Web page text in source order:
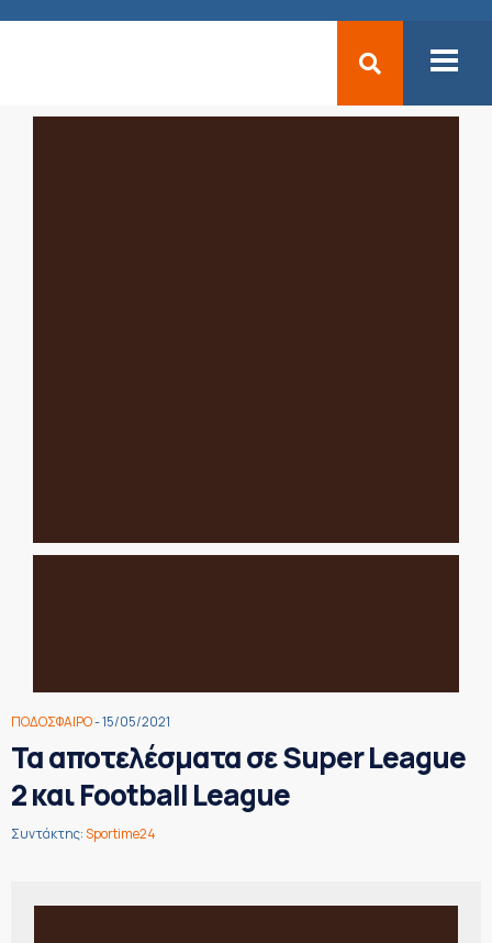
ΠΟΔΟΣΦΑΙΡΟ- 15/05/2021
Τα αποτελέσματα σε Super League
2 και Football League
Συντάκτης:Sportime24